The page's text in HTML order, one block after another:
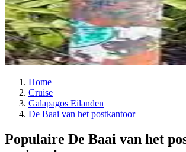
Home
Cruise
Galapagos Eilanden
De Baai van het postkantoor
Populaire De Baai van het